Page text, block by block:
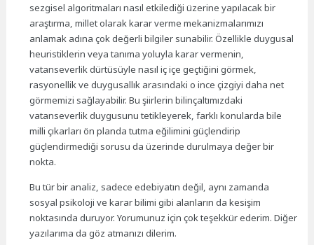
sezgisel algoritmaları nasıl etkilediği üzerine yapılacak bir
araştırma, millet olarak karar verme mekanizmalarımızı
anlamak adına çok değerli bilgiler sunabilir. Özellikle duygusal
heuristiklerin veya tanıma yoluyla karar vermenin,
vatanseverlik dürtüsüyle nasıl iç içe geçtiğini görmek,
rasyonellik ve duygusallık arasındaki o ince çizgiyi daha net
görmemizi sağlayabilir. Bu şiirlerin bilinçaltımızdaki
vatanseverlik duygusunu tetikleyerek, farklı konularda bile
milli çıkarları ön planda tutma eğilimini güçlendirip
güçlendirmediği sorusu da üzerinde durulmaya değer bir
nokta.
Bu tür bir analiz, sadece edebiyatın değil, aynı zamanda
sosyal psikoloji ve karar bilimi gibi alanların da kesişim
noktasında duruyor. Yorumunuz için çok teşekkür ederim. Diğer
yazılarıma da göz atmanızı dilerim.